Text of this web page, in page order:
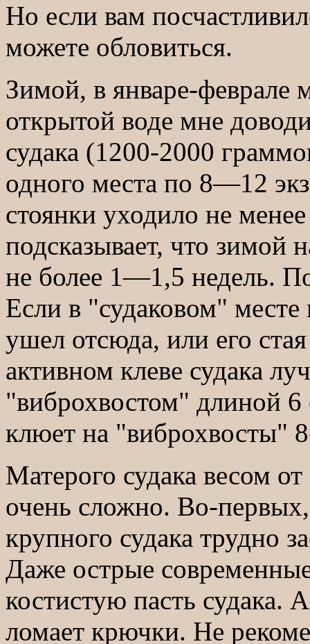
Но если вам
можете обловиться.
Зимой, в январе-феврале
открытой воде мне
судака (1200-2000
одного места по 8—12
стоянки уходило не
подсказывает, что зимой
не более 1—1,5 недель.
Если в "судаковом" месте
ушел отсюда, или его
активном клеве судака
"виброхвостом" длиной
клюет на "виброхвосты"
Матерого судака весом
очень сложно. Во-
крупного судака трудно
Даже острые
костистую пасть судака.
ломает крючки. Не